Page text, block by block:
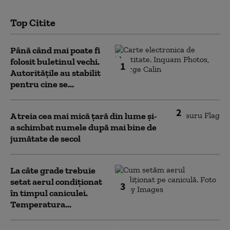
Top Citite
1
Până când mai poate fi
folosit buletinul vechi.
Autoritățile au stabilit
pentru cine se...
2
A treia cea mai mică țară din lume și-
a schimbat numele după mai bine de
jumătate de secol
3
La câte grade trebuie
setat aerul condiționat
în timpul caniculei.
Temperatura...